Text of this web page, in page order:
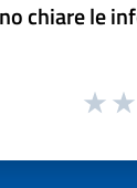
chiare le